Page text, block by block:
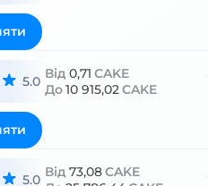
5.0 Від 0,71 CAKE
До10 915,02CAKE
5.0 Від 73,08CAKE